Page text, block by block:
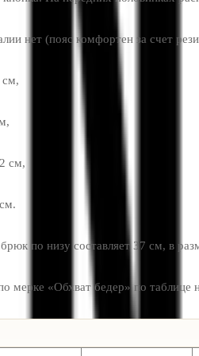
нет (пояс комфортен за счет
см,
см,
по низу составляет 37 см, в
мерке «Обхват бедер» по таблице